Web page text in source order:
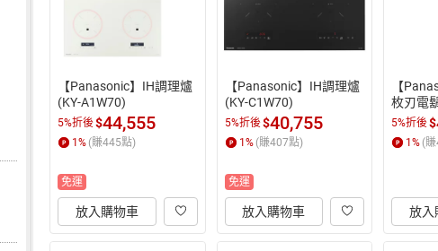
【Panasonic】IH調理爐
(KY-A1W70)
5%折後$44,555
1% (賺445點)
免運
放入購物車
【Panasonic】IH調理爐
(KY-C1W70)
5%折後$40,755
1% (賺407點)
免運
放入購物車
【
枚刃電
5%折後$
1% (賺
放入